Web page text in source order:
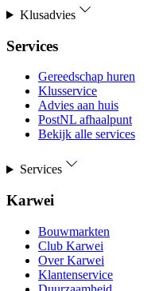
Klusadvies
Services
Gereedschap huren
Klusservice
Advies aan huis
PostNL afhaalpunt
Bekijk alle services
Services
Karwei
Bouwmarkten
Club Karwei
Over Karwei
Klantenservice